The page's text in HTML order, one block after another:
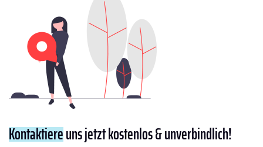
Kontaktiereuns jetzt kostenlos & unverbindlich!